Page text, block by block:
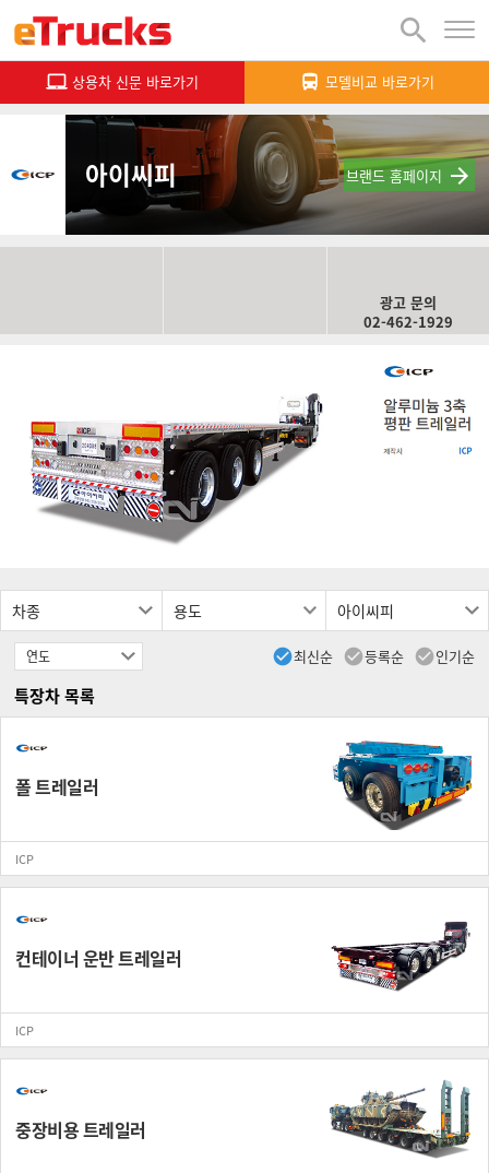

 상용차 신문 바로가기  모델비교 바로가기
아이씨피 브랜드 홈페이지 
광고 문의
02-462-1929
최신순 등록순 인기순
특장차 목록
폴 트레일러
ICP
컨테이너 운반 트레일러
ICP
중장비용 트레일러